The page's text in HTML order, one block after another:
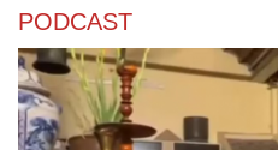
Nam khoa
Làm đẹp - giảm cân
Phòng mạch online
Ăn sạch sống khỏe
PODCAST